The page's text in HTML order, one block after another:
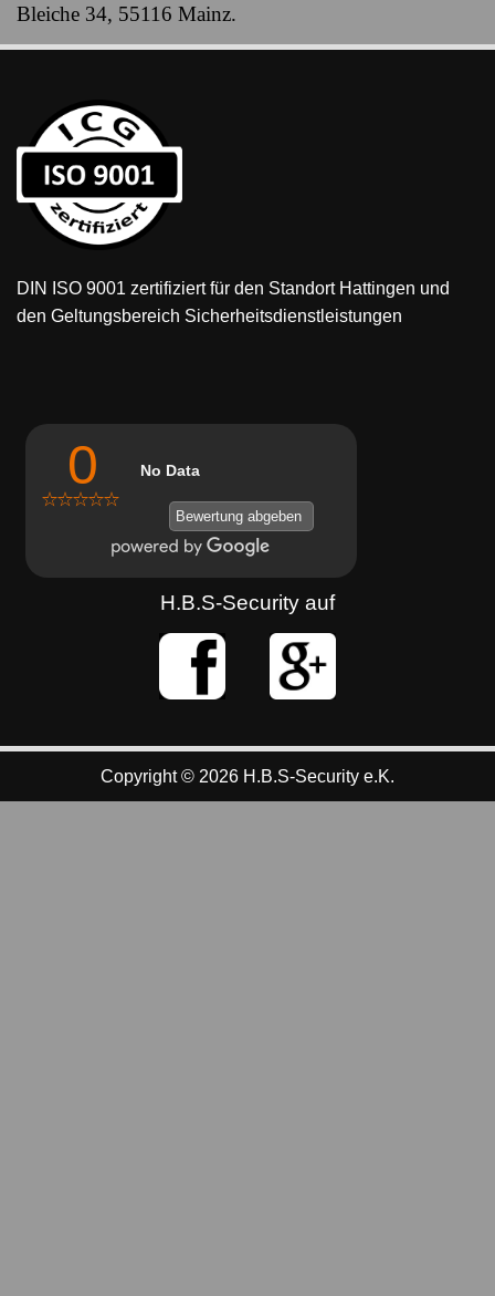
Bleiche 34, 55116 Mainz.
DIN ISO 9001 zertifiziertfür den Standort Hattingen und
den Geltungsbereich Sicherheitsdienstleistungen
0 No Data
Bewertung abgeben
H.B.S-Security auf
Copyright © 2026 H.B.S-Security e.K.